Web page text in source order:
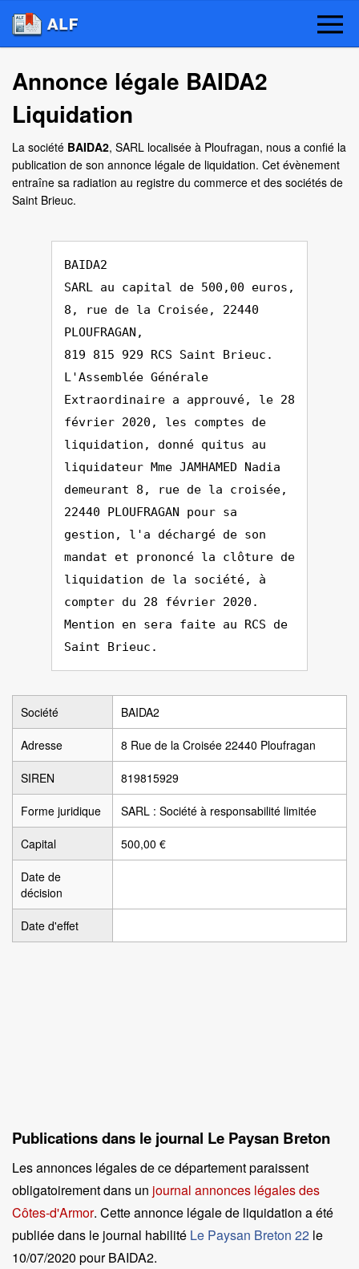
Annonce légale BAIDA2
Liquidation
La société BAIDA2, SARL localisée à Ploufragan, nous a confié la
publication de son annonce légale de liquidation. Cet évènement
entraîne sa radiation au registre du commerce et des sociétés de
Saint Brieuc.
BAIDA2
SARL au capital de 500,00 euros,
8, rue de la Croisée, 22440
PLOUFRAGAN,
819 815 929 RCS Saint Brieuc.
L'Assemblée Générale
Extraordinaire a approuvé, le 28
février 2020, les comptes de
liquidation, donné quitus au
liquidateur Mme JAMHAMED Nadia
demeurant 8, rue de la croisée,
22440 PLOUFRAGAN pour sa
gestion, l'a déchargé de son
mandat et prononcé la clôture de
liquidation de la société, à
compter du 28 février 2020.
Mention en sera faite au RCS de
Saint Brieuc.
Société BAIDA2
Adresse 8 Rue de la Croisée 22440 Ploufragan
SIREN 819815929
Forme juridique SARL : Société à responsabilité limitée
Capital 500,00 €
Date de
décision
Date d'effet
Publications dans le journal Le Paysan Breton
Les annonces légales de ce département paraissent
obligatoirement dans un journal annonces légales des
Côtes-d'Armor. Cette annonce légale de liquidation a été
publiée dans le journal habilité Le Paysan Breton 22 le
10/07/2020 pour BAIDA2.